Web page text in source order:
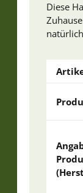
Diese